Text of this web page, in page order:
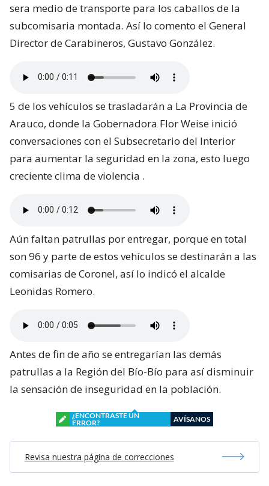
sera medio de transporte para los caballos de la
subcomisaria montada. Así lo comento el General
Director de Carabineros, Gustavo González.
5 de los vehículos se trasladarán a La Provincia de
Arauco, donde la Gobernadora Flor Weise inició
conversaciones con el Subsecretario del Interior
para aumentar la seguridad en la zona, esto luego
creciente clima de violencia .
Aún faltan patrullas por entregar, porque en total
son 96 y parte de estos vehículos se destinarán a las
comisarias de Coronel, así lo indicó el alcalde
Leonidas Romero.
Antes de fin de año se entregarían las demás
patrullas a la Región del Bío-Bío para así disminuir
la sensación de inseguridad en la población.
¿ENCONTRASTE UN
ERROR?
AVÍSANOS
Revisa nuestra página de correcciones